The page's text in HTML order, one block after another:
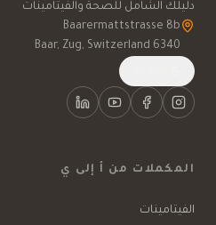
دليلك الشامل للصحة والفيتامينات
6340 Baar, Zug, Switzerland
المكملات من أ إلى ي
الفيتامينات